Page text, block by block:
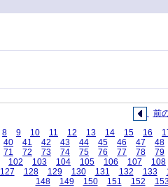
前
8 9 10 11 12 13 14 15 16
40 41 42 43 44 45 46 47
48
71 72 73 74 75 76 77 78
79
102 103 104 105 106 107
108
127 128 129 130 131 132 133
148
149 150 151 152